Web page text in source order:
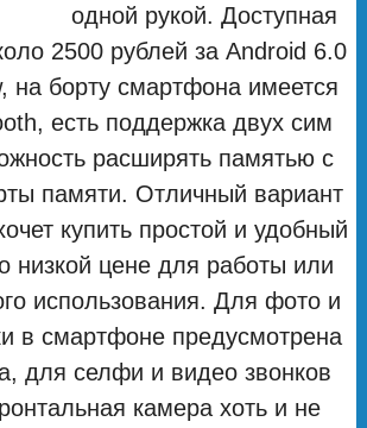
одной рукой. Доступная
2500 рублей за Android 6.0
на борту смартфона имеется
есть поддержка двух сим
расширять памятью с
памяти. Отличный вариант
купить простой и удобный
низкой цене для работы или
использования. Для фото и
в смартфоне предусмотрена
для селфи и видео звонков
камера хоть и не